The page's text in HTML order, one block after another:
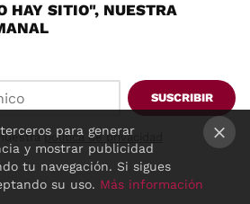
HAY SITIO", NUESTRA
SUSCRIBIR
política de privacidad
para generar
y mostrar publicidad
tu navegación. Si sigues
su uso. Más información